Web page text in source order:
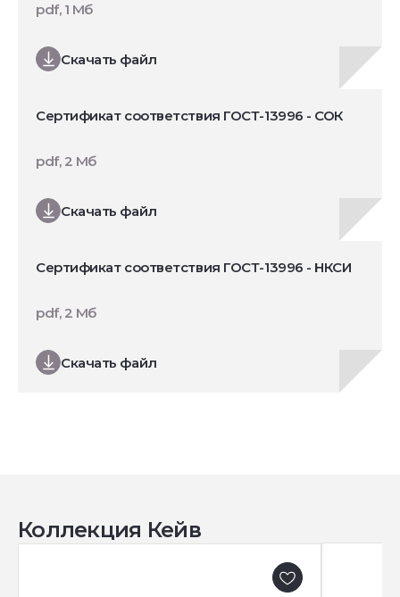
Скачать файл
pdf, 1 Мб
Сертификат соответствия ГОСТ-13996 - СОК
Скачать файл
pdf, 2 Мб
Сертификат соответствия ГОСТ-13996 - НКСИ
Скачать файл
pdf, 2 Мб
Коллекция Кейв